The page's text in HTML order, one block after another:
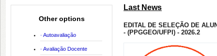
Other options
· Autoavaliação
· Avaliação Docente
Last News
EDITAL DE SELEÇÃO DE
- (PPGGEO/UFPI) - 2026.2